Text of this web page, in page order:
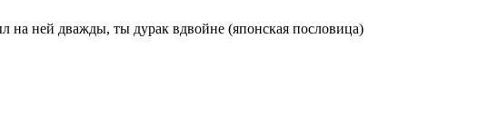
на ней дважды, ты дурак вдвойне (японская пословица)